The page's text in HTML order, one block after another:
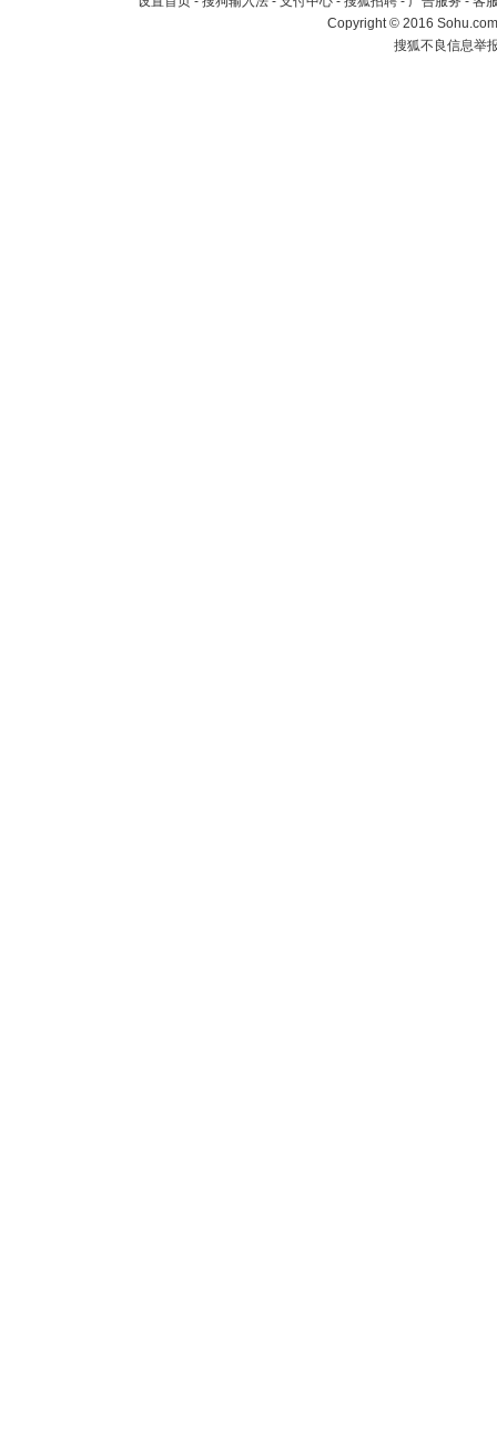
Copyright©2016
搜狐不良信息举